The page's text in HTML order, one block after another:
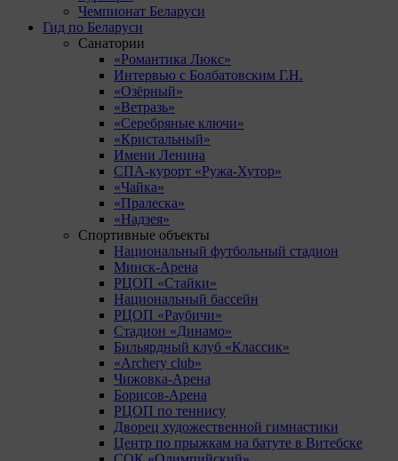
Чемпионат Беларуси
Гид по Беларуси
Санатории
«Романтика Люкс»
Интервью с Болбатовским Г.Н.
«Озёрный»
«Ветразь»
«Серебряные ключи»
«Кристальный»
Имени Ленина
СПА-курорт «Ружа-Хутор»
«Чайка»
«Пралеска»
«Надзея»
Спортивные объекты
Национальный футбольный стадион
Минск-Арена
РЦОП «Стайки»
Национальный бассейн
РЦОП «Раубичи»
Стадион «Динамо»
Бильярдный клуб «Классик»
«Archery club»
Чижовка-Арена
Борисов-Арена
РЦОП по теннису
Дворец художественной гимнастики
Центр по прыжкам на батуте в Витебске